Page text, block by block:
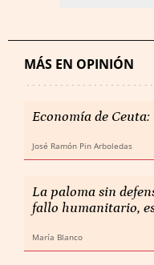
MÁS EN OPINIÓN
Economía de
José Ramón Pin Arboledas
La paloma sin
fallo humanitario,
María Blanco